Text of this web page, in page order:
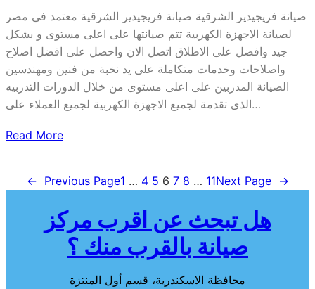
صيانة فريجيدير الشرقية صيانة فريجيدير الشرقية معتمد فى مصر
لصيانة الاجهزة الكهربية تتم صيانتها على اعلى مستوى و بشكل
جيد وافضل على الاطلاق اتصل الان واحصل على افضل اصلاح
واصلاحات وخدمات متكاملة على يد نخبة من فنين ومهندسين
الصيانة المدربين على اعلى مستوى من خلال الدورات التدربيه
الذى تقدمة لجميع الاجهزة الكهربية لجميع العملاء على…
Read More
← Previous Page1 … 4 5 6 7 8 … 11Next Page →
هل تبحث عن اقرب مركز
صيانة بالقرب منك ؟
محافظة الاسكندرية، قسم أول المنتزة